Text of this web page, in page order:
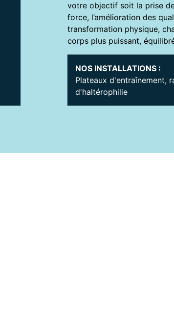
votre objectif soit la prise
force, l’amélioration des
transformation physique,
corps plus puissant,
NOS INSTALLATIONS :
Plateaux d'entraînement,
d'haltérophilie